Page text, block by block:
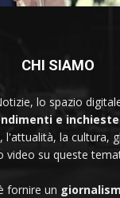
CHI SIAMO
lo spazio
e inchieste
l'attualità, la cultura,
video su queste
fornire un